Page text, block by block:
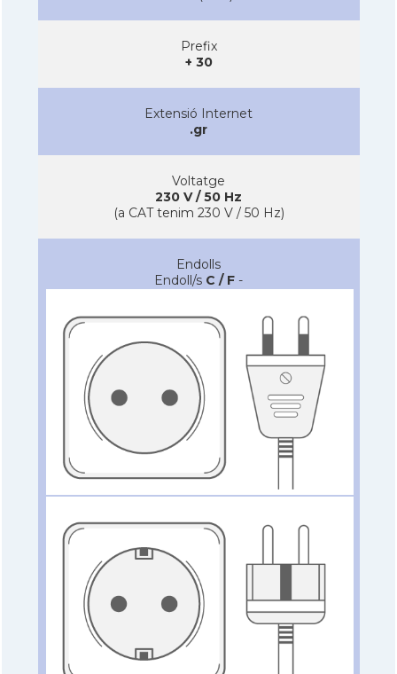
Prefix
+ 30
Extensió Internet
.gr
Voltatge
230 V / 50 Hz
(a CAT tenim 230 V / 50 Hz)
Endolls
Endoll/s C / F -